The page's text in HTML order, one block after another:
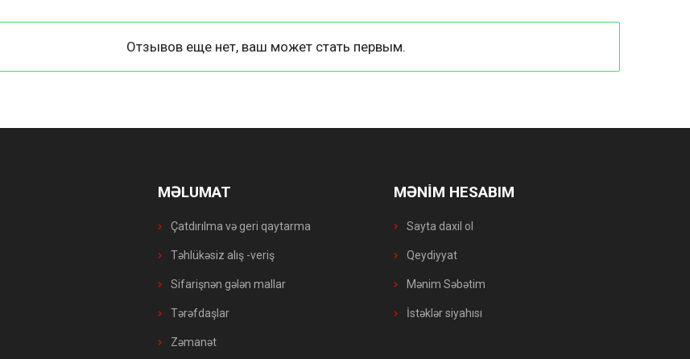
Отзывов еще нет, ваш может стать первым.
MƏLUMAT
Çatdırılma və geri qaytarma
Təhlükəsiz alış -veriş
Sifarişnən gələn mallar
Tərəfdaşlar
Zəmanət
MƏNİM HESABIM
Sayta daxil ol
Qeydiyyat
Mənim Səbətim
İstəklər siyahısı